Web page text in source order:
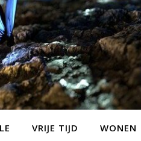
VRIJE TIJD WONEN